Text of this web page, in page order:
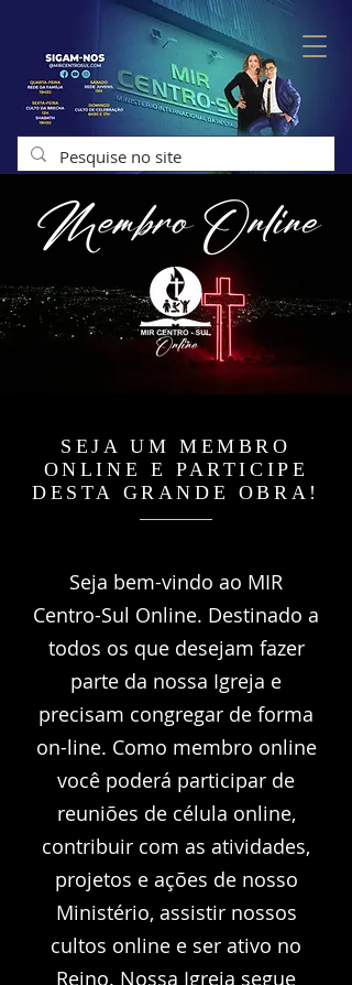
SEJA UM MEMBRO
ONLINE E PARTICIPE
DESTA GRANDE OBRA!
Seja bem-vindo ao MIR
Centro-Sul Online. Destinado a
todos os que desejam fazer
parte da nossa Igreja e
precisam congregar de forma
on-line. Como membro online
você poderá participar de
reuniões de célula online,
contribuir com as atividades,
projetos e ações de nosso
Ministério, assistir nossos
cultos online e ser ativo no
Reino. Nossa Igreja segue